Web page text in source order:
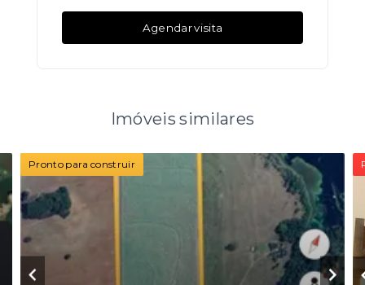
Agendar visita
Imóveis similares
Pronto para construir